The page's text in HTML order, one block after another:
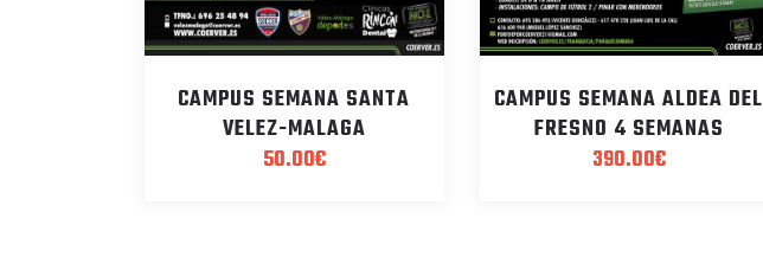
CAMPUS SEMANA SANTA
VELEZ-MALAGA
50.00€
CAMPUS SEMANA ALDEA DEL
FRESNO 4 SEMANAS
390.00€